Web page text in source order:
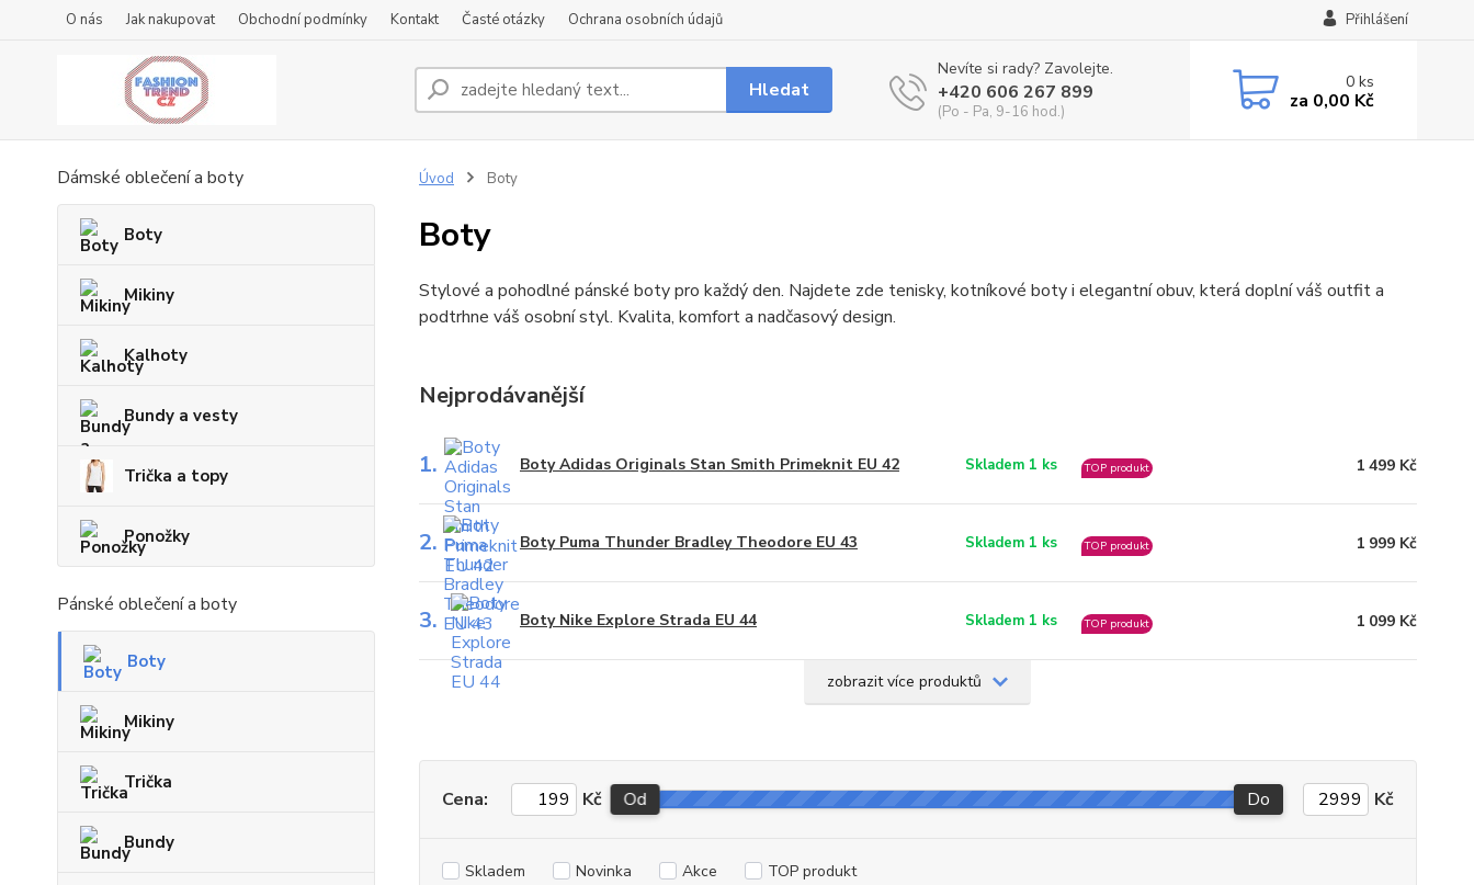
O nás Jak nakupovat Obchodní podmínky Kontakt Časté otázky Ochrana osobních údajů Přihlášení
Hledat
Nevíte si rady? Zavolejte.
+420 606 267 899
(Po - Pa, 9-16 hod.)
0ks
za 0,00 Kč
Dámské oblečení a boty
Boty
Mikiny
Kalhoty
Bundy a vesty
Trička a topy
Ponožky
Pánské oblečení a boty
Boty
Mikiny
Trička
Bundy
Úvod Boty
Boty
Stylové a pohodlné pánské boty pro každý den. Najdete zde tenisky, kotníkové boty i elegantní obuv, která doplní váš outfit a
podtrhne váš osobní styl. Kvalita, komfort a nadčasový design.
Nejprodávanější
1. Boty Adidas Originals Stan Smith Primeknit EU 42 Skladem 1 ks TOP produkt 1 499 Kč
2. Boty Puma Thunder Bradley Theodore EU 43 Skladem 1 ks TOP produkt 1 999 Kč
3. Boty Nike Explore Strada EU 44 Skladem 1 ks TOP produkt 1 099 Kč
zobrazit více produktů
Cena: Kč Od Do Kč
Skladem Novinka Akce TOP produkt